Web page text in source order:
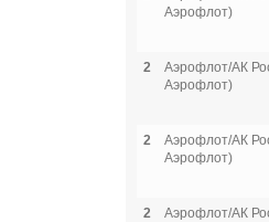
Аэрофлот)
2
Аэрофлот/АК
Аэрофлот)
2
Аэрофлот/АК
Аэрофлот)
2
Аэрофлот/АК